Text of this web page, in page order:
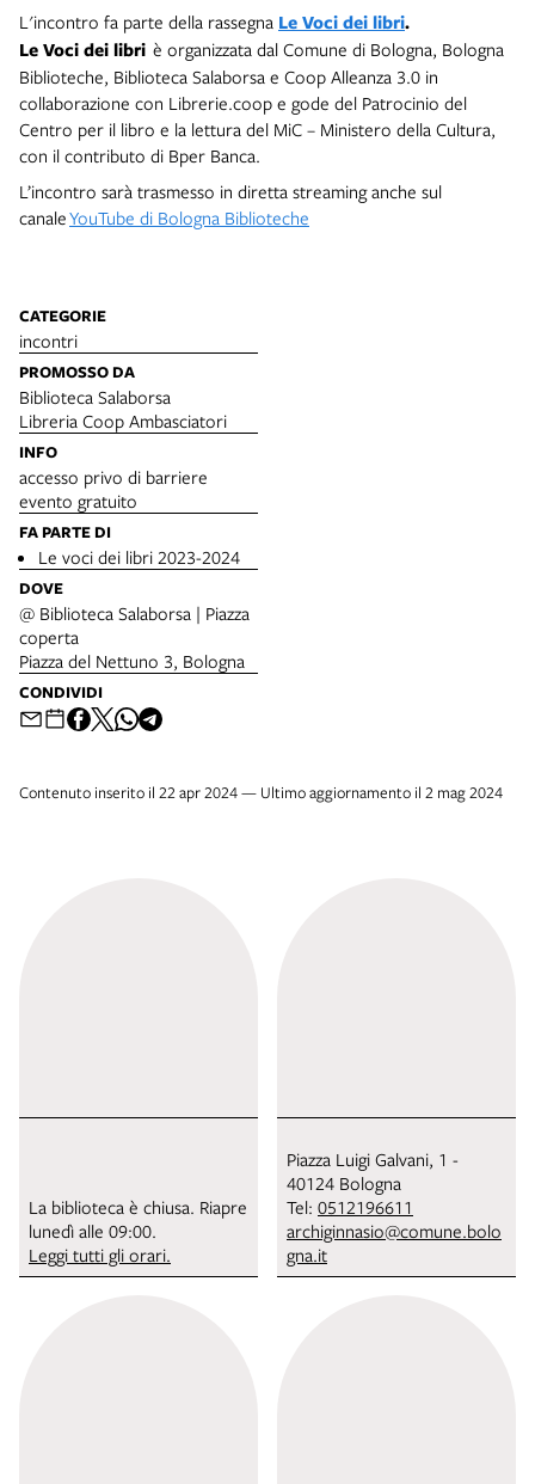
L'incontro fa parte della rassegna Le Voci dei libri.
Le Voci dei libri è organizzata dal Comune di Bologna, Bologna
Biblioteche, Biblioteca Salaborsa e Coop Alleanza 3.0 in
collaborazione con Librerie.coop e gode del Patrocinio del
Centro per il libro e la lettura del MiC – Ministero della Cultura,
con il contributo di Bper Banca.
L’incontro sarà trasmesso in diretta streaming anche sul
canaleYouTube di Bologna Biblioteche
CATEGORIE
incontri
PROMOSSO DA
Biblioteca Salaborsa
Libreria Coop Ambasciatori
INFO
accesso privo di barriere
evento gratuito
FA PARTE DI
Le voci dei libri 2023-2024
DOVE
@ Biblioteca Salaborsa | Piazza
coperta
Piazza del Nettuno 3, Bologna
CONDIVIDI
Contenuto inserito il 22 apr 2024 — Ultimo aggiornamento il 2 mag 2024
La biblioteca è chiusa. Riapre
lunedì alle 09:00.
Leggi tutti gli orari.
Piazza Luigi Galvani, 1 -
40124 Bologna
Tel: 0512196611
archiginnasio@comune.bolo
gna.it